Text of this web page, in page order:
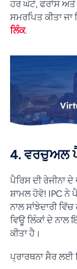
ਹਰ ਘੰਟੇ, ਫਰਾਂਸ ਅਤੇ
ਸਮਰਪਿਤ ਕੀਤਾ
ਲਿੰਕ.
4. ਵਰਚੁਅਲ
ਪੈਰਿਸ ਦੀ ਰੇਜੀਨਾ
ਸ਼ਾਮਲ ਹੋਵੋ! IPC ਨੇ
ਨਾਲ ਸਾਂਝੇਦਾਰੀ
ਵਿਊ ਲਿੰਕਾਂ ਦੇ
ਕੀਤਾ ਹੈ।
ਪ੍ਰਾਰਥਨਾ ਸੈਰ